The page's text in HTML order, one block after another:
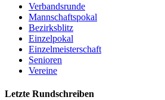
Verbandsrunde
Mannschaftspokal
Bezirksblitz
Einzelpokal
Einzelmeisterschaft
Senioren
Vereine
Letzte Rundschreiben